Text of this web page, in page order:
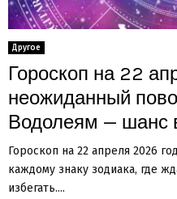
Другое
Гороскоп на 22
неожиданный
Водолеям — шанс
Гороскоп на 22 апреля 2026
каждому знаку зодиака, где
избегать....